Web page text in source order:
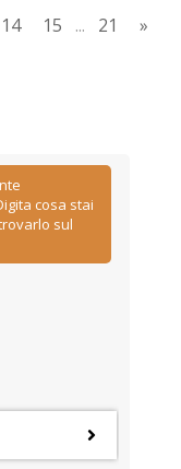
14 15 ... 21 »
cosa stai
sul